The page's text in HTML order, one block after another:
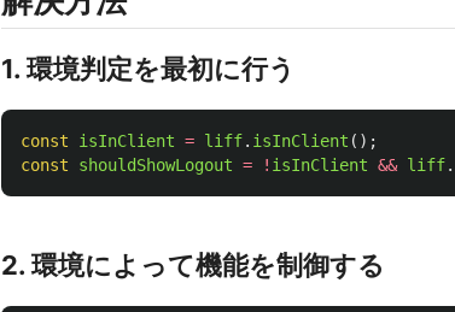
1. 環境判定を最初に行う
const isInClient = liff. isInClient ();
const
shouldShowLogout = ! isInClient && liff.
2. 環境によって機能を制御する